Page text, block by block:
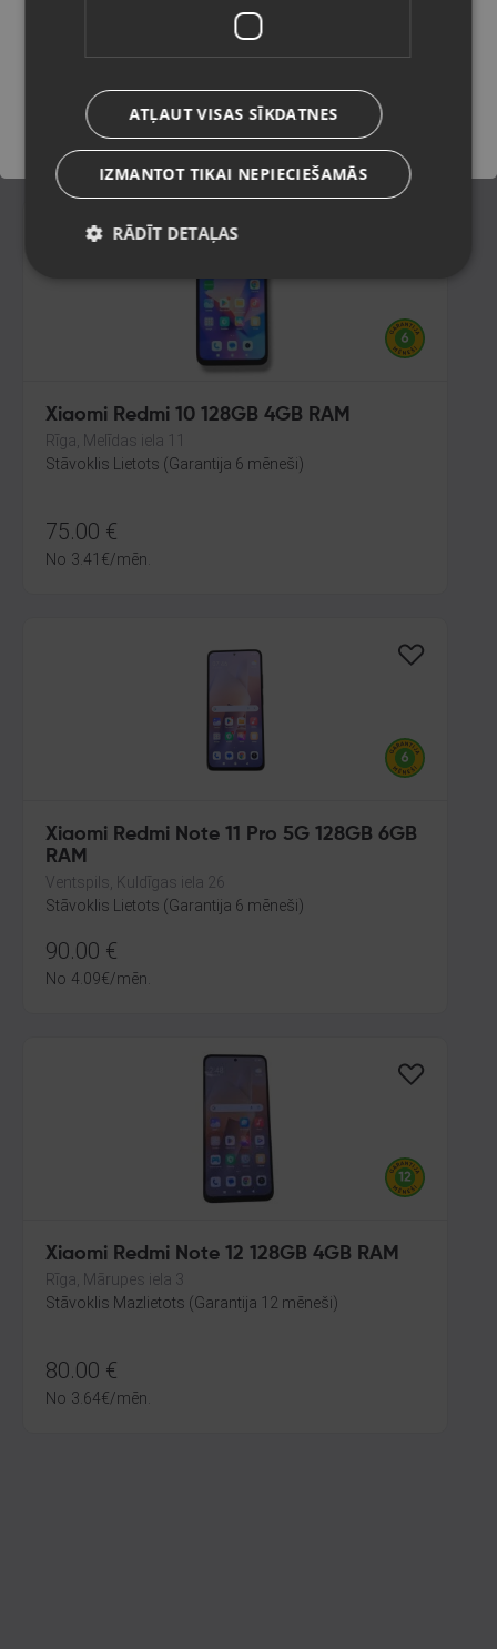
90.00
4.09€/mēn.
Xiaomi Redmi 10 128GB 4GB RAM
Rīga, Melīdas iela 11
Stāvoklis Lietots (Garantija 6 mēneši)
75.00 €
No 3.41 €/mēn.
Xiaomi Redmi Note 11 Pro 5G 128GB 6GB
RAM
Ventspils, Kuldīgas iela 26
Stāvoklis Lietots (Garantija 6 mēneši)
90.00 €
No 4.09€/mēn.
Xiaomi Redmi Note 12 128GB 4GB RAM
Rīga, Mārupes iela 3
Stāvoklis Mazlietots (Garantija 12 mēneši)
80.00 €
No 3.64€/mēn.
Saglabāt
ATĻAUT VISAS SĪKDATNES
IZMANTOT TIKAI NEPIECIEŠAMĀS
RĀDĪT DETAĻAS